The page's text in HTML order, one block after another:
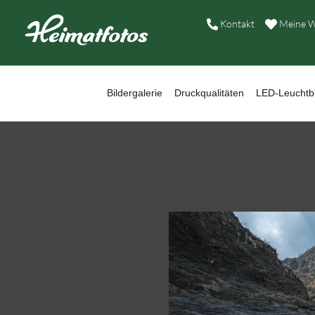
Kontakt Meine
Bildergalerie Druckqualitäten LED-